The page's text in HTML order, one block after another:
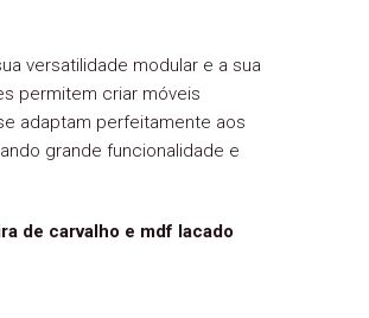
versatilidade modular e a sua
permitem criar móveis
adaptam perfeitamente aos
grande funcionalidade e
de carvalho e mdf lacado